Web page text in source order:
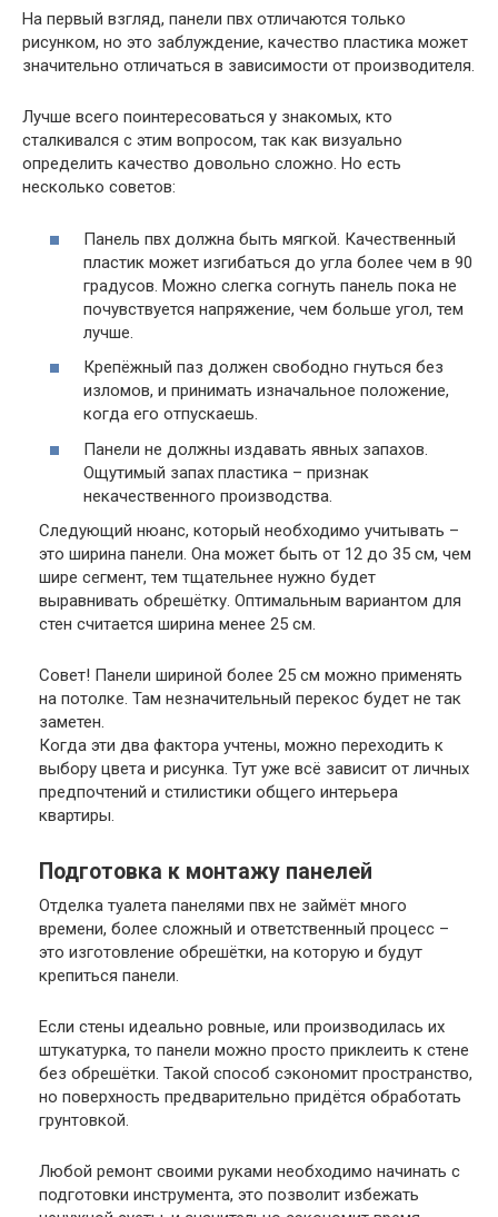
На первый взгляд, панели пвх отличаются только
рисунком, но это заблуждение, качество пластика может
значительно отличаться в зависимости от производителя.
Лучше всего поинтересоваться у знакомых, кто
сталкивался с этим вопросом, так как визуально
определить качество довольно сложно. Но есть
несколько советов:
Панель пвх должна быть мягкой. Качественный
пластик может изгибаться до угла более чем в 90
градусов. Можно слегка согнуть панель пока не
почувствуется напряжение, чем больше угол, тем
лучше.
Крепёжный паз должен свободно гнуться без
изломов, и принимать изначальное положение,
когда его отпускаешь.
Панели не должны издавать явных запахов.
Ощутимый запах пластика – признак
некачественного производства.
Следующий нюанс, который необходимо учитывать –
это ширина панели. Она может быть от 12 до 35 см, чем
шире сегмент, тем тщательнее нужно будет
выравнивать обрешётку. Оптимальным вариантом для
стен считается ширина менее 25 см.
Совет! Панели шириной более 25 см можно применять
на потолке. Там незначительный перекос будет не так
заметен.
Когда эти два фактора учтены, можно переходить к
выбору цвета и рисунка. Тут уже всё зависит от личных
предпочтений и стилистики общего интерьера
квартиры.
Подготовка к монтажу панелей
Отделка туалета панелями пвх не займёт много
времени, более сложный и ответственный процесс –
это изготовление обрешётки, на которую и будут
крепиться панели.
Если стены идеально ровные, или производилась их
штукатурка, то панели можно просто приклеить к стене
без обрешётки. Такой способ сэкономит пространство,
но поверхность предварительно придётся обработать
грунтовкой.
Любой ремонт своими руками необходимо начинать с
подготовки инструмента, это позволит избежать